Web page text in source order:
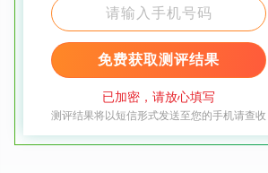
免费获取测评结果
已加密，请放心填写
测评结果将以短信形式发送至您的手机请查收